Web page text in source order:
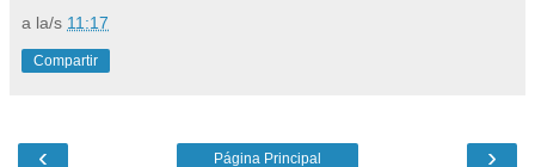
a la/s 11:17
Compartir
‹ ›
Página Principal